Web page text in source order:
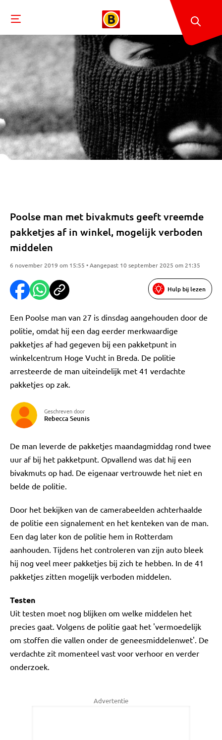
Poolse man met bivakmuts geeft vreemde
pakketjes af in winkel, mogelijk verboden
middelen
6 november 2019 om 15:55 • Aangepast 10 september 2025 om 21:35
Hulp bij lezen
Een Poolse man van 27 is dinsdag aangehouden door de
politie, omdat hij een dag eerder merkwaardige
pakketjes af had gegeven bij een pakketpunt in
winkelcentrum Hoge Vucht in Breda. De politie
arresteerde de man uiteindelijk met 41 verdachte
pakketjes op zak.
Geschreven door
Rebecca Seunis
De man leverde de pakketjes maandagmiddag rond twee
uur af bij het pakketpunt. Opvallend was dat hij een
bivakmuts op had. De eigenaar vertrouwde het niet en
belde de politie.
Door het bekijken van de camerabeelden achterhaalde
de politie een signalement en het kenteken van de man.
Een dag later kon de politie hem in Rotterdam
aanhouden. Tijdens het controleren van zijn auto bleek
hij nog veel meer pakketjes bij zich te hebben. In de 41
pakketjes zitten mogelijk verboden middelen.
Testen
Uit testen moet nog blijken om welke middelen het
precies gaat. Volgens de politie gaat het 'vermoedelijk
om stoffen die vallen onder de geneesmiddelenwet'. De
verdachte zit momenteel vast voor verhoor en verder
onderzoek.
Advertentie